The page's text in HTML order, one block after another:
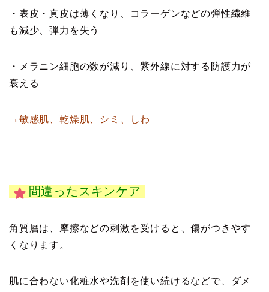
・表皮・真皮は薄くなり、コラーゲンなどの弾性繊維
も減少、弾力を失う
・メラニン細胞の数が減り、紫外線に対する防護力が
衰える
→敏感肌、乾燥肌、シミ、しわ
間違ったスキンケア
角質層は、摩擦などの刺激を受けると、傷がつきやす
くなります。
肌に合わない化粧水や洗剤を使い続けるなどで、ダメ